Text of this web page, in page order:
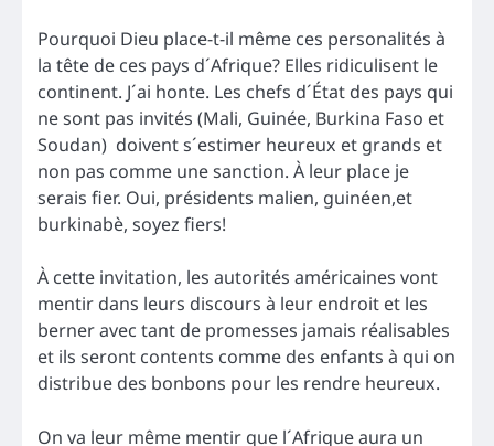
Pourquoi Dieu place-t-il même ces personalités à
la tête de ces pays d´Afrique? Elles ridiculisent le
continent. J´ai honte. Les chefs d´État des pays qui
ne sont pas invités (Mali, Guinée, Burkina Faso et
Soudan) doivent s´estimer heureux et grands et
non pas comme une sanction. À leur place je
serais fier. Oui, présidents malien, guinéen,et
burkinabè, soyez fiers!
À cette invitation, les autorités américaines vont
mentir dans leurs discours à leur endroit et les
berner avec tant de promesses jamais réalisables
et ils seront contents comme des enfants à qui on
distribue des bonbons pour les rendre heureux.
On va leur même mentir que l´Afrique aura un